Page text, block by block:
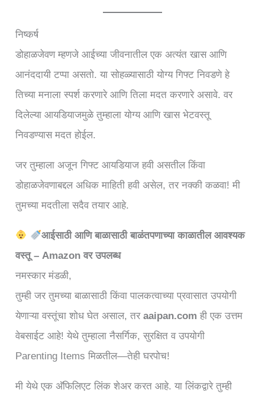
निष्कर्ष
डोहाळजेवण म्हणजे आईच्या जीवनातील एक अत्यंत खास आणि
आनंददायी टप्पा असतो. या सोहळ्यासाठी योग्य गिफ्ट निवडणे हे
तिच्या मनाला स्पर्श करणारे आणि तिला मदत करणारे असावे. वर
दिलेल्या आयडियाजमुळे तुम्हाला योग्य आणि खास भेटवस्तू
निवडण्यास मदत होईल.
जर तुम्हाला अजून गिफ्ट आयडियाज हवी असतील किंवा
डोहाळजेवणाबद्दल अधिक माहिती हवी असेल, तर नक्की कळवा! मी
तुमच्या मदतीला सदैव तयार आहे.
आईसाठी आणि बाळासाठी बाळंतपणाच्या काळातील आवश्यक
वस्तू – Amazon वर उपलब्ध
नमस्कार मंडळी,
तुम्ही जर तुमच्या बाळासाठी किंवा पालकत्वाच्या प्रवासात उपयोगी
येणाऱ्या वस्तूंचा शोध घेत असाल, तरaaipan.com ही एक उत्तम
वेबसाईट आहे! येथे तुम्हाला नैसर्गिक, सुरक्षित व उपयोगी
Parenting Items मिळतील—तेही घरपोच!
मी येथे एक अ‍ॅफिलिएट लिंक शेअर करत आहे. या लिंकद्वारे तुम्ही